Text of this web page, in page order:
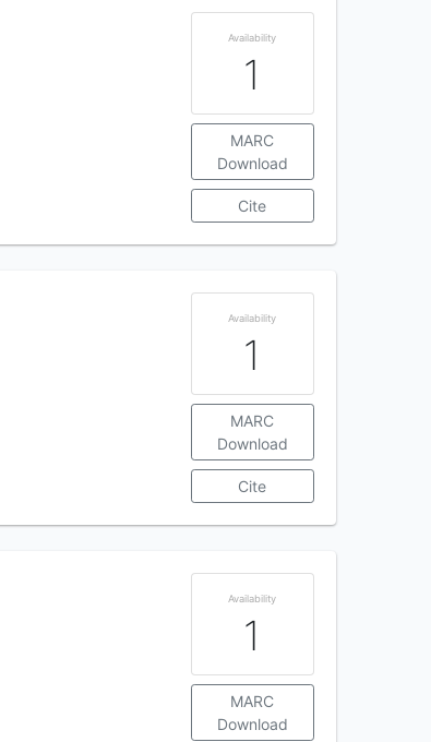
Availability
1
MARC
Download
Cite
Availability
1
MARC
Download
Cite
Availability
1
MARC
Download